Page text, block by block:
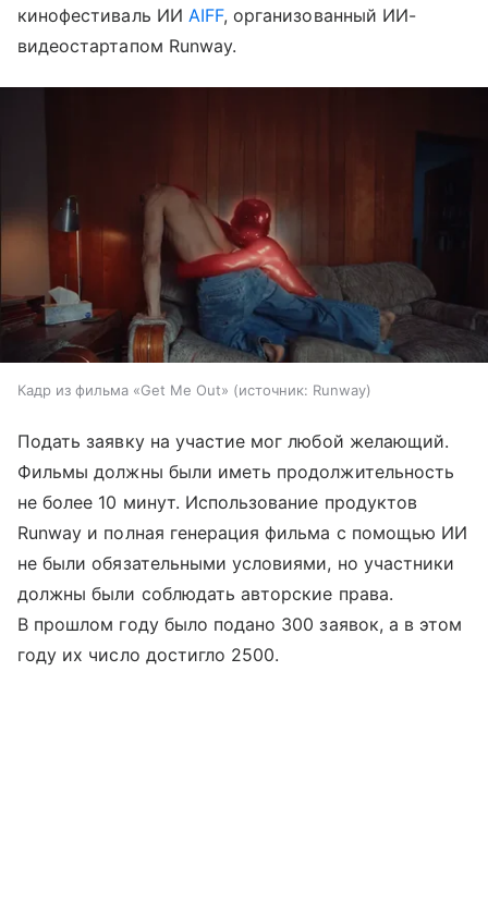
кинофестиваль ИИ AIFF, организованный ИИ-
видеостартапом Runway.
Кадр из фильма «Get Me Out» источник: Runway
Подать заявку на участие мог любой желающий.
Фильмы должны были иметь продолжительность
не более 10 минут. Использование продуктов
Runway и полная генерация фильма с помощью ИИ
не были обязательными условиями, но участники
должны были соблюдать авторские права.
В прошлом году было подано 300 заявок, а в этом
году их число достигло 2500.